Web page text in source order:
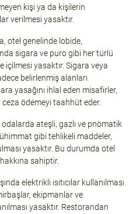
kişi ya da kişilerin
verilmesi yasaktır.
otel genelinde lobide,
sigara ve puro gibi her türlü
içilmesi yasaktır. Sigara veya
belirlenmiş alanları
yasağını ihlal eden misafirler,
ceza ödemeyi taahhüt eder.
ateşli, gazlı ve pnömatik
gibi tehlikeli maddeler,
yasaktır. Bu durumda otel
sahiptir.
elektrikli ısıtıcılar kullanılması
ekipmanlar ve
yasaktır. Restorandan